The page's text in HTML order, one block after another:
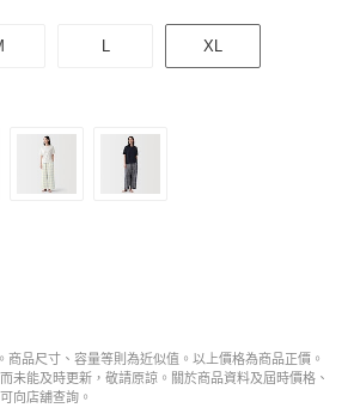
L XL
商品尺寸、容量等則為近似值。以上價格為商品正價。
未能及時更新，敬請原諒。關於商品資料及屆時價格、
向店舖查詢。